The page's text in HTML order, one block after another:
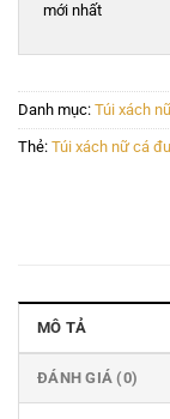
mới nhất
Danh mục: Túi xách
Thẻ: Túi xách nữ cá
MÔ TẢ
ĐÁNH GIÁ (0)